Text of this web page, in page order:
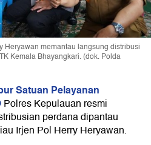
Heryawan memantau langsung distribusi
Kemala Bhayangkari. (dok. Polda
Satuan Pelayanan
Polres Kepulauan resmi
perdana dipantau
Irjen Pol Herry Heryawan.